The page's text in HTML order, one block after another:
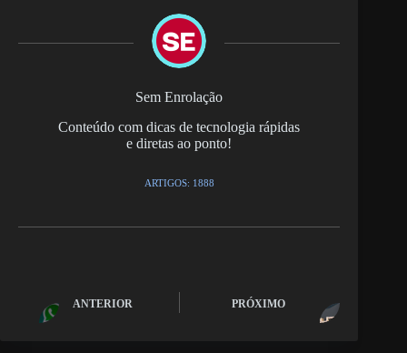
Sem Enrolação
Conteúdo com dicas de tecnologia rápidas
e diretas ao ponto!
ARTIGOS: 1888
ANTERIOR PRÓXIMO